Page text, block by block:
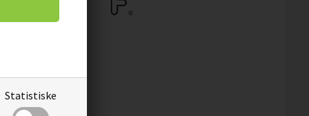
Statistiske
snavs.